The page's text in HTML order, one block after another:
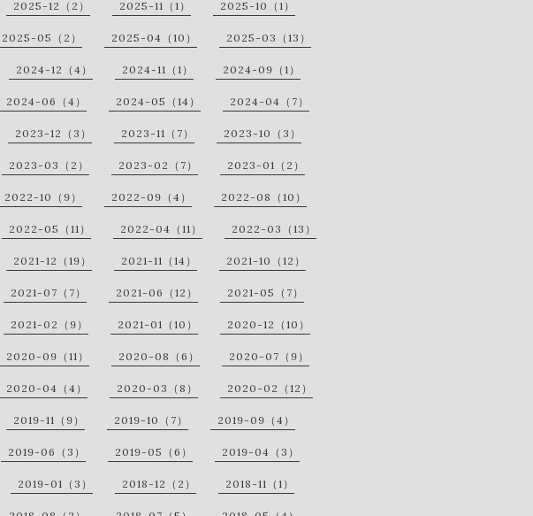
2025-12（2） 2025-11（1） 2025-10（1）
2025-05（2） 2025-04（10） 2025-03（13）
2024-12（4） 2024-11（1） 2024-09（1）
2024-06（4） 2024-05（14） 2024-04（7）
2023-12（3） 2023-11（7） 2023-10（3）
2023-03（2） 2023-02（7） 2023-01（2）
2022-10（9） 2022-09（4） 2022-08（10）
2022-05（11） 2022-04（11） 2022-03（13）
2021-12（19） 2021-11（14） 2021-10（12）
2021-07（7） 2021-06（12） 2021-05（7）
2021-02（9） 2021-01（10） 2020-12（10）
2020-09（11） 2020-08（6） 2020-07（9）
2020-04（4） 2020-03（8） 2020-02（12）
2019-11（9） 2019-10（7） 2019-09（4）
2019-06（3） 2019-05（6） 2019-04（3）
2019-01（3） 2018-12（2） 2018-11（1）